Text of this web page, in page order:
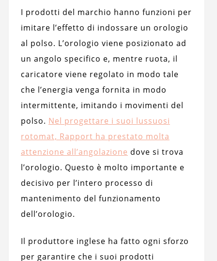
I prodotti del marchio hanno funzioni per
imitare l’effetto di indossare un orologio
al polso. L’orologio viene posizionato ad
un angolo specifico e, mentre ruota, il
caricatore viene regolato in modo tale
che l’energia venga fornita in modo
intermittente, imitando i movimenti del
polso. Nel progettare i suoi lussuosi
rotomat, Rapport ha prestato molta
attenzione all’angolazione dove si trova
l’orologio. Questo è molto importante e
decisivo per l’intero processo di
mantenimento del funzionamento
dell’orologio.
Il produttore inglese ha fatto ogni sforzo
per garantire che i suoi prodotti